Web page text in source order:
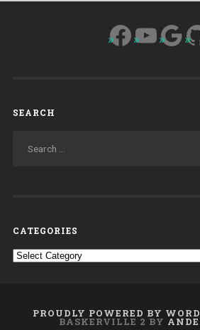
SEARCH
CATEGORIES
Categories
PROUDLY POWERED BY
BASKERVILLE 2 BY